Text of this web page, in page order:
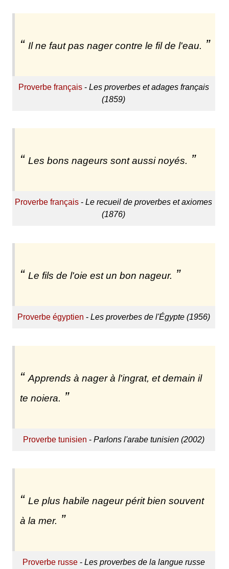
Il ne faut pas nager contre le fil de l'eau.
Proverbe français- Les proverbes et adages français
(1859)
Les bons nageurs sont aussi noyés.
Proverbe français -Le recueil de proverbes et axiomes
(1876)
Le fils de l'oie est un bon nageur.
Proverbe égyptien - Les proverbes de l'Égypte (1956)
Apprends à nager à l'ingrat, et demain il
te noiera.
Proverbe tunisien - Parlons l'arabe tunisien (2002)
Le plus habile nageur périt bien souvent
à la mer.
Proverbe russe- Les proverbes de la langue russe